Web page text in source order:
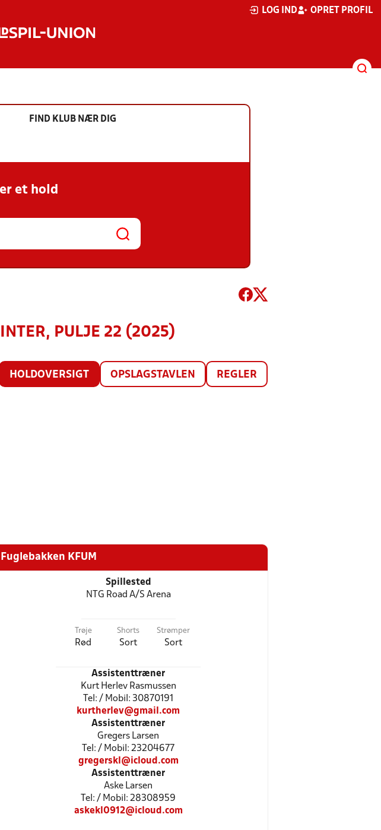
LOG IND OPRET PROFIL
FIND KLUB NÆR DIG
et hold
PULJE 22 (2025)
HOLDOVERSIGT OPSLAGSTAVLEN REGLER
Fuglebakken KFUM
Spillested
NTG Road A/S Arena
Trøje
Rød
Shorts
Sort
Strømper
Sort
Assistenttræner
Kurt Herlev Rasmussen
Tel: / Mobil: 30870191
kurtherlev@gmail.com
Assistenttræner
Gregers Larsen
Tel: / Mobil: 23204677
gregerskl@icloud.com
Assistenttræner
Aske Larsen
Tel: / Mobil: 28308959
askekl0912@icloud.com